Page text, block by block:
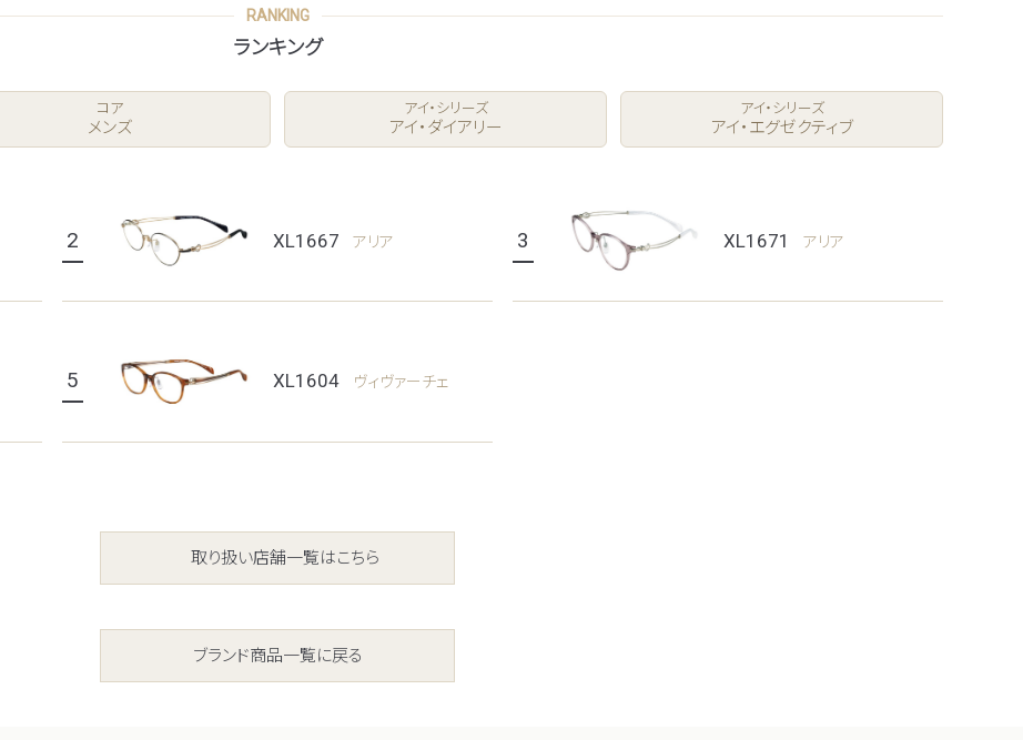
RANKING
ランキング
コア
メンズ
アイ・シリーズ
アイ・ダイアリー
アイ・シリーズ
アイ・エグゼクティブ
2 XL1667 アリア 3 XL1671 アリア
5 XL1604 ヴィヴァーチェ
取り扱い店舗一覧はこちら
ブランド商品一覧に戻る